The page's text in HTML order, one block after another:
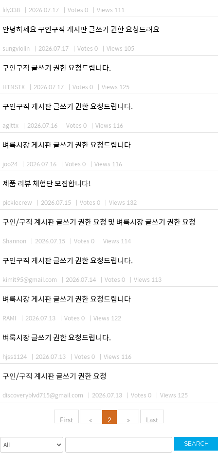
lily338 | 2026.07.17 | Votes 0 | Views 111
안녕하세요 구인구직 게시판 글쓰기 권한 요청드려요
sungviolin | 2026.07.17 | Votes 0 | Views 105
구인구직 글쓰기 권한 요청드립니다.
HTNSTX | 2026.07.17 | Votes 0 | Views 125
구인구직 게시판 글쓰기 권한 요청드립니다.
agittx | 2026.07.16 | Votes 0 | Views 116
벼룩시장 게시판 글쓰기 권한 요청드립니다
joo24 | 2026.07.16 | Votes 0 | Views 116
제품 리뷰 체험단 모집합니다!
picklecrew | 2026.07.15 | Votes 0 | Views 132
구인/구직 계시판 글쓰기 권한 요청 및 벼룩시장 글쓰기 권한 요청
Shannon | 2026.07.15 | Votes 0 | Views 114
구인구직 게시판 글쓰기 권한 요청드립니다.
kimit95@gmail.com | 2026.07.14 | Votes 0 | Views 113
벼룩시장 게시판 글쓰기 권한 요청드립니다
RAMI | 2026.07.13 | Votes 0 | Views 122
벼룩시장 글쓰기 권한 요청드립니다.
hjss1124 | 2026.07.13 | Votes 0 | Views 116
구인/구직 계시판 글쓰기 권한 요청
discoveryblvd715@gmail.com | 2026.07.13 | Votes 0 | Views 125
First « 2 » Last
SEARCH